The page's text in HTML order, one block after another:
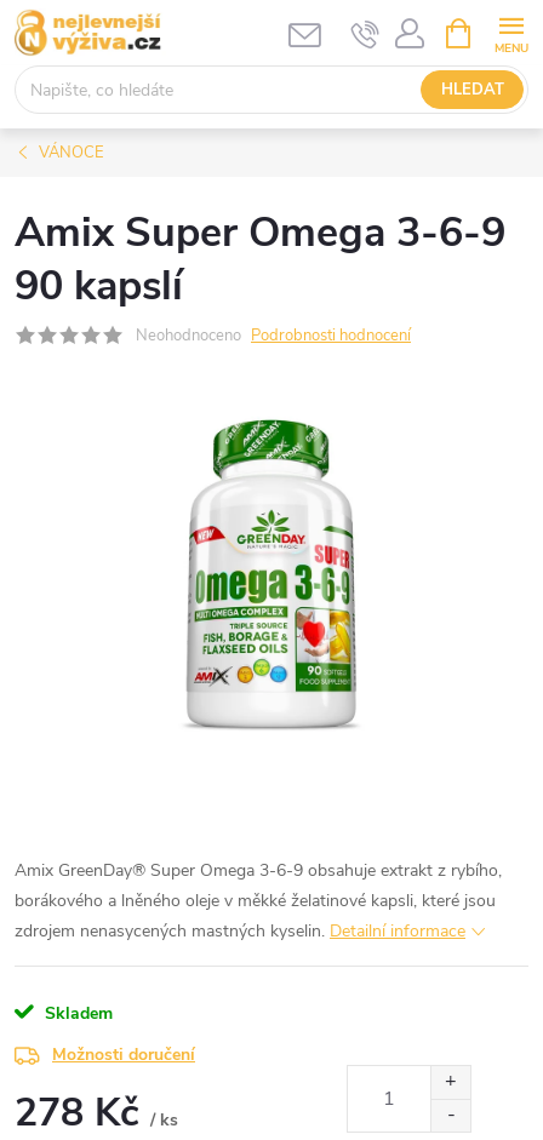
Přejít
na
obsah
HLEDAT
NÁKUPNÍ
KOŠÍK
VÁNOCE
Amix Super Omega 3-6-9
90 kapslí
Neohodnoceno Podrobnosti hodnocení
Amix GreenDay® Super Omega 3-6-9 obsahuje extrakt z rybího,
borákového a lněného oleje v měkké želatinové kapsli, které jsou
zdrojem nenasycených mastných kyselin. Detailní informace
Skladem
Možnosti doručení
278 Kč / ks